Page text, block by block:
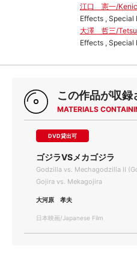
江口 憲一/
Effects , Special
大澤 哲三/
Effects , Special
この作品が収
MATERIALS
DVD貸出可
ゴジラVSメカゴジラ
Godzilla vs. Mechagodzilla II
Gojira vs. Mekagojira
大河原 孝夫
日本映画/Japanese Film